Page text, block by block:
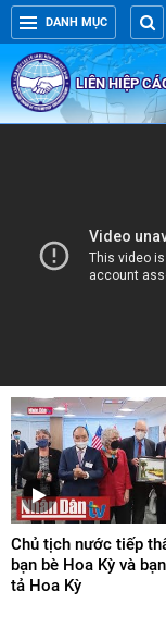
DANH MỤC
LIÊN HIỆP
Chủ tịch nước tiếp
bạn bè Hoa Kỳ và
tả Hoa Kỳ